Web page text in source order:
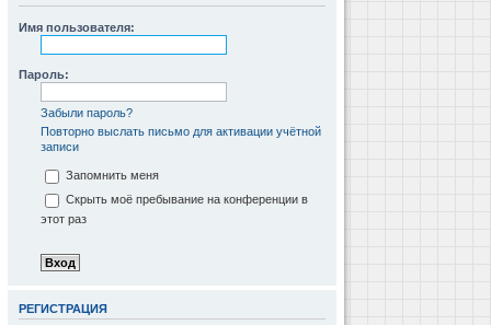
Имя пользователя:
Пароль:
Забыли пароль?
Повторно выслать письмо для активации учётной
записи
Запомнить меня
Скрыть моё пребывание на конференции в
этот раз
РЕГИСТРАЦИЯ